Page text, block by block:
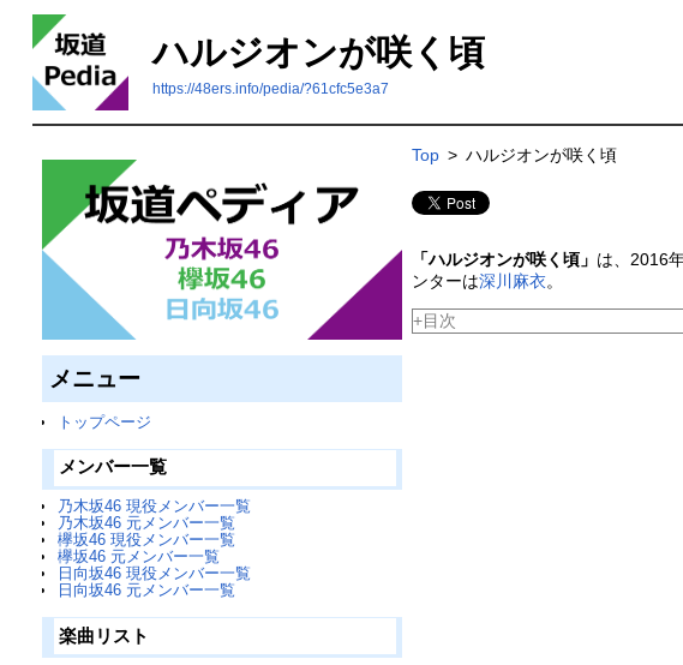
ハルジオンが咲く頃
https://48ers.info/pedia/?61cfc5e3a7
メニュー
トップページ
メンバー一覧
乃木坂46 現役メンバー一覧
乃木坂46 元メンバー一覧
欅坂46 現役メンバー一覧
欅坂46 元メンバー一覧
日向坂46 現役メンバー一覧
日向坂46 元メンバー一覧
楽曲リスト
Top > ハルジオンが咲く頃
「ハルジオンが咲く頃」 は、2016
ンターは深川麻衣。
+目次